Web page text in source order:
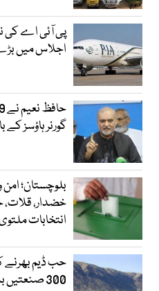
پی آئی اے کی
اجلاس میں
گورنر ہاؤسز کے
بلوچستان؛
خضدار،
انتخابات
حب ڈیم بھرنے
300 صنعتیں بندش کے دہانے پر پہنچ گئیں